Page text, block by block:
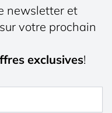
newsletter et
sur votre prochain
exclusives!